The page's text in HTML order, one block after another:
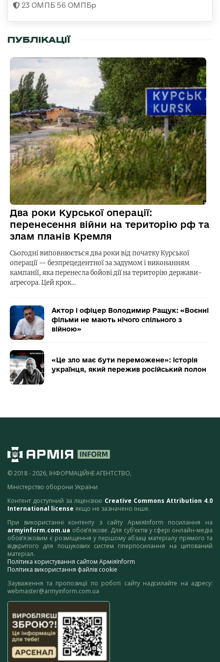
23 ОМПБ 56 ОМПБр
ПУБЛІКАЦІЇ
Два роки Курської операції:
перенесення війни на територію рф та
злам планів Кремля
Сьогодні виповнюється два роки від початку Курської
операції — безпрецедентної за задумом і виконанням
кампанії, яка перенесла бойові дії на територію держави-
агресора. Цей крок…
Актор і офіцер Володимир Ращук: «Воєнні
фільми не мають нічого спільного з
війною»
«Це зло має бути переможене»: історія
українця, який пережив російський полон
© 2018 - 2026, ІНФОРМАЦІЙНЕ АГЕНТСТВО,
Міністерство оборони України
Контент доступний за ліцензією Creative Commons Attribution 4.0
International license якщо не зазначено інше.
При використанні контенту з сайту АрміяInform посилання на
armyinform.com.ua обов’язкове. Для суб’єктів у сфері онлайн-медіа
обов’язковим є розміщення у першому абзаці матеріалу прямого та
відкритого для пошукових систем гіперпосилання на цитований
матеріал.
Політика користування сайтом АрміяInform
Політика використання файлів cookie
Зауваження та пропозиції по роботі сайту надсилайте на адресу:
webmaster@armyinform.com.ua